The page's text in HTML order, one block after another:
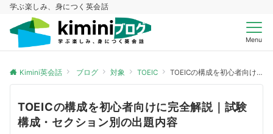
学ぶ楽しみ、身につく英会話
Menu
Kimini英会話 ブログ 対象 TOEIC TOEICの構成を初心者向けに完全解説｜試験構成・セクション別の出題内容
TOEICの構成を初心者向けに完全解説｜試験
構成・セクション別の出題内容